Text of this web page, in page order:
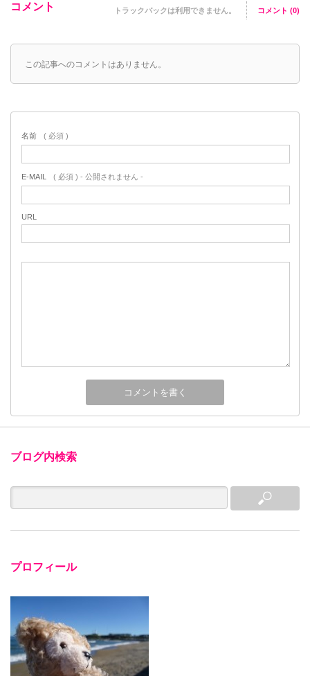
コメント トラックバックは利用できません。 コメント (0)
この記事へのコメントはありません。
名前 ( 必須 )
E-MAIL ( 必須 ) - 公開されません -
URL
ブログ内検索
プロフィール